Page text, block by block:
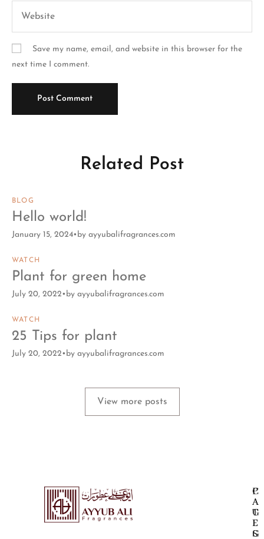
Save my name, email, and website in this browser for the
next time I comment.
Related Post
BLOG
Hello world!
January 15, 2024 by ayyubalifragrances.com
WATCH
Plant for green home
July 20, 2022 by ayyubalifragrances.com
WATCH
25 Tips for plant
July 20, 2022 by ayyubalifragrances.com
View more posts
P
A
G
E
S
C
A
T
E
G